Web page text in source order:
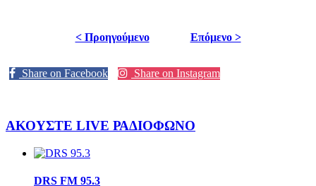
< Προηγούμενο Επόμενο >
Share on Facebook Share on Instagram
ΑΚΟΥΣΤΕ LIVE ΡΑΔΙΟΦΩΝΟ
DRS FM 95.3